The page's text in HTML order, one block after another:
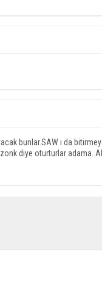
bunlar.SAW ı da
diye oturturlar